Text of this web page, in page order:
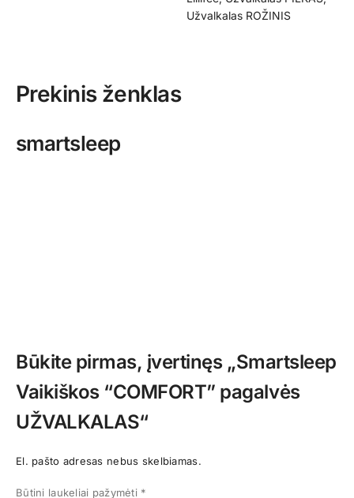
Užvalkalas ROŽINIS
Prekinis ženklas
smartsleep
Būkite pirmas, įvertinęs „Smartsleep
Vaikiškos “COMFORT” pagalvės
UŽVALKALAS“
El. pašto adresas nebus skelbiamas.
Būtini laukeliai pažymėti *